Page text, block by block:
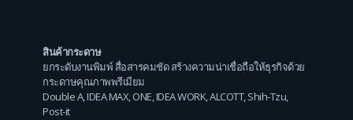
สินค้ากระดาษ
ยกระดับงานพิมพ์ สื่อสารคมชัด สร้างความน่าเชื่อถือให้ธุรกิจด้วย
กระดาษคุณภาพพรีเมียม
Double A,IDEA MAX,ONE,IDEA WORK,ALCOTT,Shih-Tzu,
Post-it